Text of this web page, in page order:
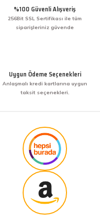
%100 Güvenli Alışveriş
256Bit SSL Sertifikası ile tüm
siparişleriniz güvende
Uygun Ödeme Seçenekleri
Anlaşmalı kredi kartlarına uygun
taksit seçenekleri.